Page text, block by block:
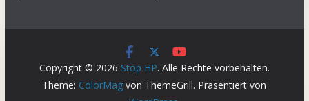
37 aid organisations from operating in the Occupied
Palestinian Territory. This will further intensify
suffering in the Gaza Strip.
Demand the gov introduce sanctions on Israel NOW.
Copyright © 2026 Stop HP. Alle Rechte vorbehalten.
Theme: ColorMag von ThemeGrill. Präsentiert von